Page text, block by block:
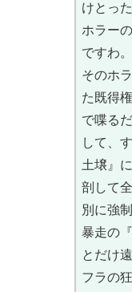
けとっ
ホラー
ですわ。
そのホ
た既得
で喋る
して、
土壌』
剖して
別に強
暴走の
とだけ
フラの